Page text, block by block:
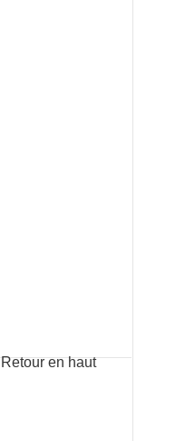
Retour en haut